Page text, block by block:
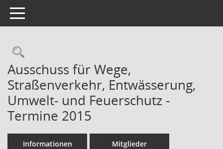
Toggle navigation
Rechercheauswahl
Ausschuss für Wege,
Straßenverkehr, Entwässerung,
Umwelt- und Feuerschutz -
Termine 2015
Informationen Mitglieder